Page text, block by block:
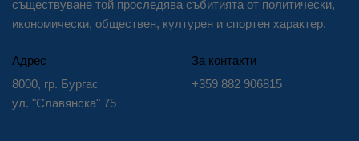
съществуване той проследява събитията от политически,
икономически, обществен, културен и спортен характер.
Адрес
8000, гр. Бургас
ул. "Славянска" 75
За контакти
+359 882 906815